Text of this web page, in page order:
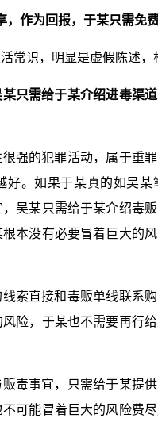
，作为回报，于某只需免
常识，明显是虚假陈述，
只需给于某介绍进毒渠
强的犯罪活动，属于重
好。如果于某真的如吴
吴某只需给于某介绍毒
本没有必要冒着巨大的
索直接和毒贩单线联系
险，于某也不需要再行
毒事宜，只需给于某提
可能冒着巨大的风险费